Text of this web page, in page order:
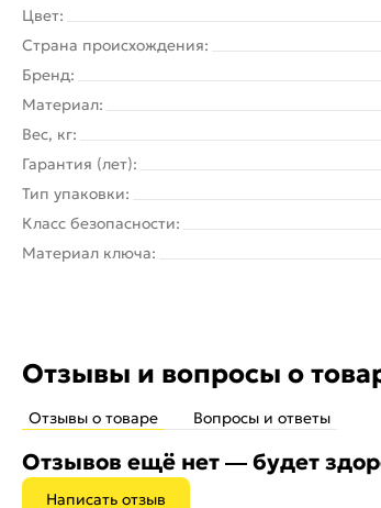
Цвет:
Страна происхождения:
Бренд:
Материал:
Вес, кг:
Гарантия (лет):
Тип упаковки:
Класс безопасности:
Материал ключа:
Отзывы и вопросы о
Отзывы о товаре Вопросы и ответы
Отзывов ещё нет — будет
Написать отзыв